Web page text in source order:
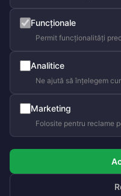
Funcționale
Permit funcționalități
Analitice
Ne ajută să înțelegem
Marketing
Folosite pentru reclame